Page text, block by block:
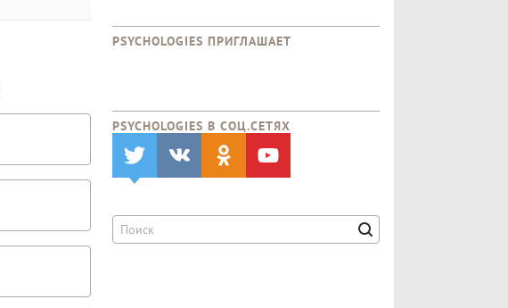
PSYCHOLOGIES ПРИГЛАШАЕТ
PSYCHOLOGIES В CОЦ.СЕТЯХ